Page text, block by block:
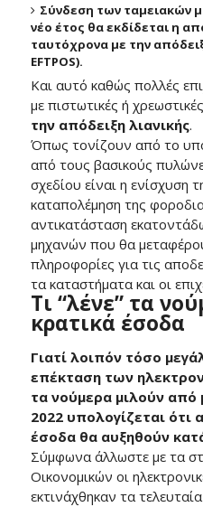
Σύνδεση των ταμειακών
νέο έτος θα εκδίδεται η
ταυτόχρονα με την
EFTPOS).
Και αυτό καθώς πολλές
με πιστωτικές ή
την απόδειξη λιανικής.
Όπως τονίζουν από το
από τους βασικούς
σχεδίου είναι η ενίσχυση
καταπολέμηση της
αντικατάσταση
μηχανών που θα
πληροφορίες για τις
τα καταστήματα και οι
Τι “λένε” τα
κρατικά έσοδα
Γιατί λοιπόν τόσο
επέκταση των
τα νούμερα μιλούν από
2022 υπολογίζεται
έσοδα θα αυξηθούν
Σύμφωνα άλλωστε με τα
Οικονομικών οι
εκτινάχθηκαν τα